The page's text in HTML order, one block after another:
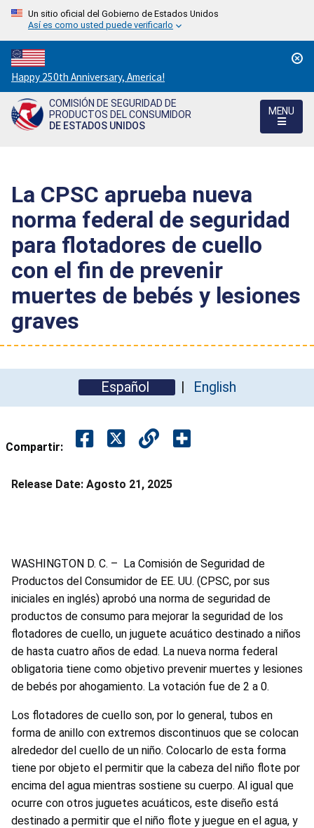
Un sitio oficial del Gobierno de Estados Unidos
Así es como usted puede verificarlo
Countdown
to
America's
250th
Happy 250th Anniversary, America!
COMISIÓN DE SEGURIDAD DE
PRODUCTOS DEL CONSUMIDOR
DE ESTADOS UNIDOS
MENU
La CPSC aprueba nueva
norma federal de seguridad
para flotadores de cuello
con el fin de prevenir
muertes de bebés y lesiones
graves
Español English
Compartir:
Release Date: Agosto 21, 2025
WASHINGTON D. C. – La Comisión de Seguridad de
Productos del Consumidor de EE. UU. (CPSC, por sus
iniciales en inglés) aprobó una norma de seguridad de
productos de consumo para mejorar la seguridad de los
flotadores de cuello, un juguete acuático destinado a niños
de hasta cuatro años de edad. La nueva norma federal
obligatoria tiene como objetivo prevenir muertes y lesiones
de bebés por ahogamiento. La votación fue de 2 a 0.
Los flotadores de cuello son, por lo general, tubos en
forma de anillo con extremos discontinuos que se colocan
alrededor del cuello de un niño. Colocarlo de esta forma
tiene por objeto el permitir que la cabeza del niño flote por
encima del agua mientras sostiene su cuerpo. Al igual que
ocurre con otros juguetes acuáticos, este diseño está
destinado a permitir que el niño flote y juegue en el agua, y